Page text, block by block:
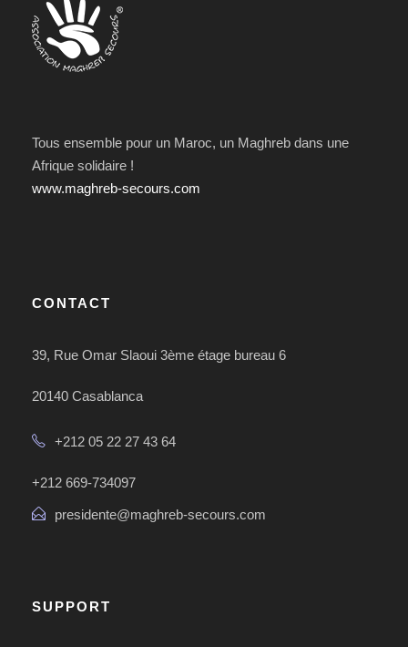
Tous ensemble pour un Maroc, un Maghreb dans une
Afrique solidaire !
www.maghreb-secours.com
CONTACT
39, Rue Omar Slaoui 3ème étage bureau 6
20140 Casablanca
+212 05 22 27 43 64
+212 669-734097
presidente@maghreb-secours.com
SUPPORT